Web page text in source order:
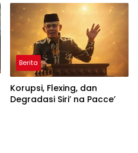
Berita
Korupsi, Flexing, dan
Degradasi Siri’ na Pacce’